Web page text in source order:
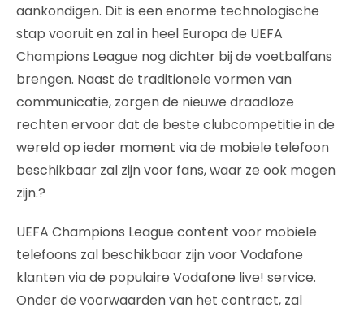
aankondigen. Dit is een enorme technologische
stap vooruit en zal in heel Europa de UEFA
Champions League nog dichter bij de voetbalfans
brengen. Naast de traditionele vormen van
communicatie, zorgen de nieuwe draadloze
rechten ervoor dat de beste clubcompetitie in de
wereld op ieder moment via de mobiele telefoon
beschikbaar zal zijn voor fans, waar ze ook mogen
zijn.?
UEFA Champions League content voor mobiele
telefoons zal beschikbaar zijn voor Vodafone
klanten via de populaire Vodafone live! service.
Onder de voorwaarden van het contract, zal